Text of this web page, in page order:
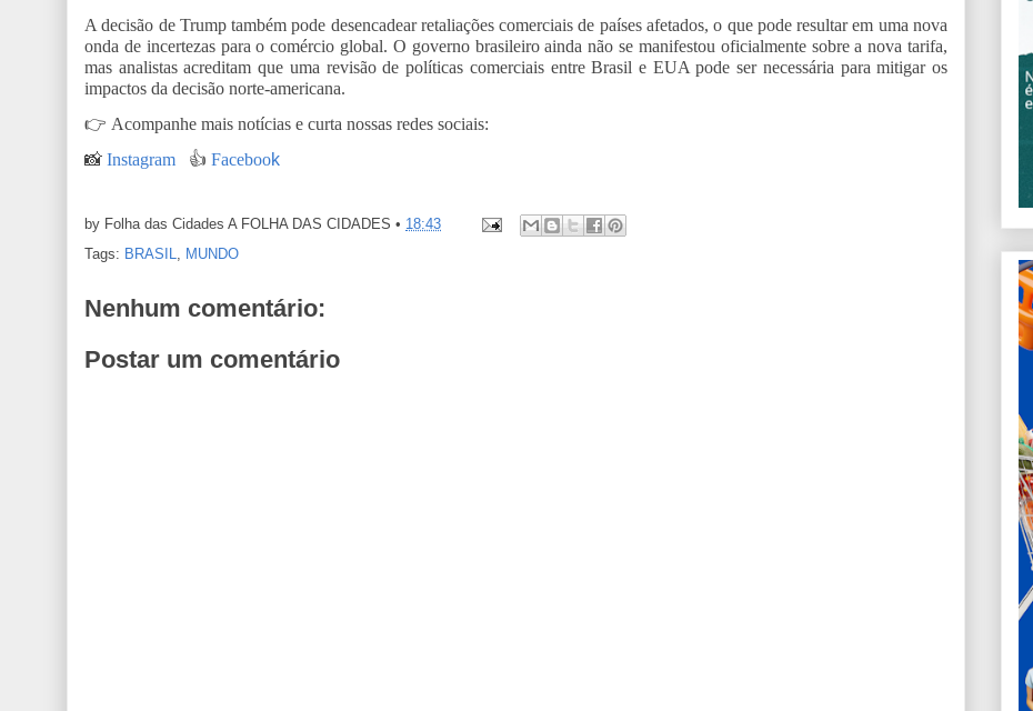
A decisão de Trump também pode desencadear retaliações comerciais de países afetados, o que pode resultar em uma nova
onda de incertezas para o comércio global. O governo brasileiro ainda não se manifestou oficialmente sobre a nova tarifa,
mas analistas acreditam que uma revisão de políticas comerciais entre Brasil e EUA pode ser necessária para mitigar os
impactos da decisão norte-americana.
👉 Acompanhe mais notícias e curta nossas redes sociais:
📸 Instagram 👍 Facebook
by Folha das Cidades A FOLHA DAS CIDADES • 18:43
Tags: BRASIL, MUNDO
Nenhum comentário:
Postar um comentário